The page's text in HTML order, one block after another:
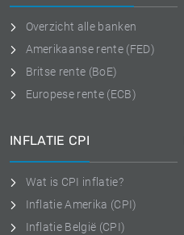
Overzicht alle banken
Amerikaanse rente (FED)
Britse rente (BoE)
Europese rente (ECB)
INFLATIE CPI
Wat is CPI inflatie?
Inflatie Amerika (CPI)
Inflatie België (CPI)